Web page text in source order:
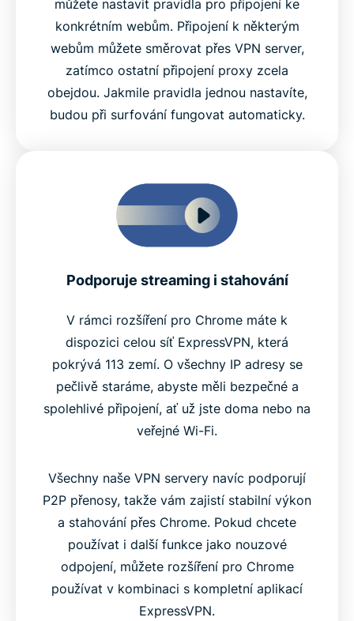
můžete nastavit pravidla pro připojení ke
konkrétním webům. Připojení k některým
webům můžete směrovat přes VPN server,
zatímco ostatní připojení proxy zcela
obejdou. Jakmile pravidla jednou nastavíte,
budou při surfování fungovat automaticky.
Podporuje streaming i stahování
V rámci rozšíření pro Chrome máte k
dispozici celou síť ExpressVPN, která
pokrývá 113 zemí. O všechny IP adresy se
pečlivě staráme, abyste měli bezpečné a
spolehlivé připojení, ať už jste doma nebo na
veřejné Wi-Fi.
Všechny naše VPN servery navíc podporují
P2P přenosy, takže vám zajistí stabilní výkon
a stahování přes Chrome. Pokud chcete
používat i další funkce jako nouzové
odpojení, můžete rozšíření pro Chrome
používat v kombinaci s kompletní aplikací
ExpressVPN.